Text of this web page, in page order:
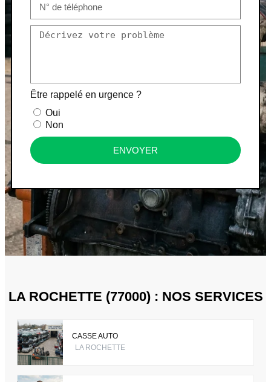
Être rappelé en urgence ?
Oui
Non
ENVOYER
LA ROCHETTE (77000) : NOS SERVICES
CASSE AUTO
LA ROCHETTE